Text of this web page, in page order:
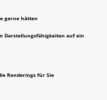
gerne hätten
Darstellungsfähigkeiten auf ein
Renderings für Sie